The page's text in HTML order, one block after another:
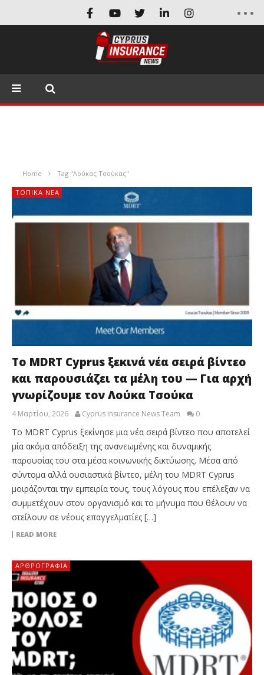
Home Tag "Λούκας Τσούκας"
ΤΟΠΙΚΑ ΝΕΑ
Το MDRT Cyprus ξεκινά νέα σειρά βίντεο
και παρουσιάζει τα μέλη του — Για αρχή
γνωρίζουμε τον Λούκα Τσούκα
4 Μαρτίου, 2026 Cyprus Insurance News Team 0
Το MDRT Cyprus ξεκίνησε μια νέα σειρά βίντεο που αποτελεί
μία ακόμα απόδειξη της ανανεωμένης και δυναμικής
παρουσίας του στα μέσα κοινωνικής δικτύωσης. Μέσα από
σύντομα αλλά ουσιαστικά βίντεο, μέλη του MDRT Cyprus
μοιράζονται την εμπειρία τους, τους λόγους που επέλεξαν να
συμμετέχουν στον οργανισμό και το μήνυμα που θέλουν να
στείλουν σε νέους επαγγελματίες […]
READ MORE
ΑΡΘΡΟΓΡΑΦΊΑ